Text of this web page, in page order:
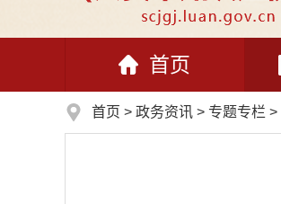
首页
首页 > 政务资讯 > 专题专栏 >